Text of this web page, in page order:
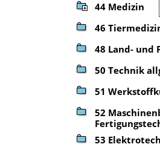
44 Medizin
46
48 Land- und
50 Technik
51
52
53